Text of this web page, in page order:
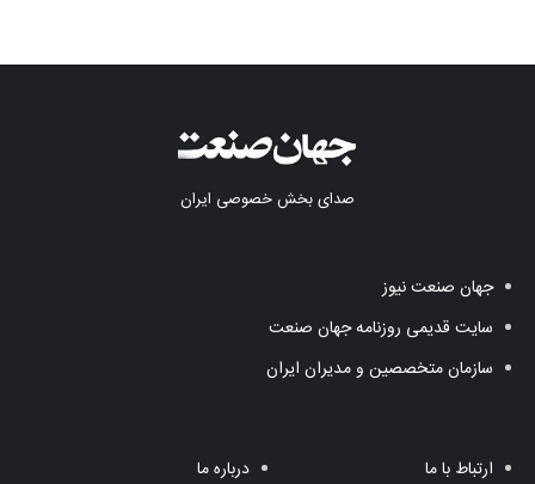
صدای بخش خصوصی ایران
جهان صنعت نیوز
سایت قدیمی روزنامه جهان صنعت
سازمان متخصصین و مدیران ایران
ارتباط با ما درباره ما